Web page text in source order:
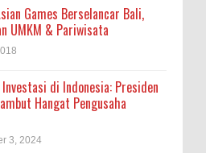
Games Berselancar Bali,
UMKM & Pariwisata
Investasi di Indonesia: Presiden
Hangat Pengusaha
3, 2024